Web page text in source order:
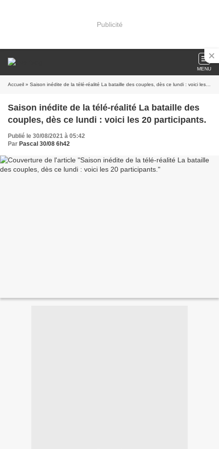
Publicité
MENU
Accueil » Saison inédite de la télé-réalité La bataille des couples, dès ce lundi : voici les 20 participants.
Saison inédite de la télé-réalité La bataille des
couples, dès ce lundi : voici les 20 participants.
Publié le 30/08/2021 à 05:42
Par Pascal 30/08 6h42